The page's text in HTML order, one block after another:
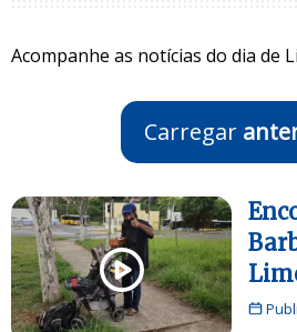
Acompanhe as notícias do dia de
Carregar